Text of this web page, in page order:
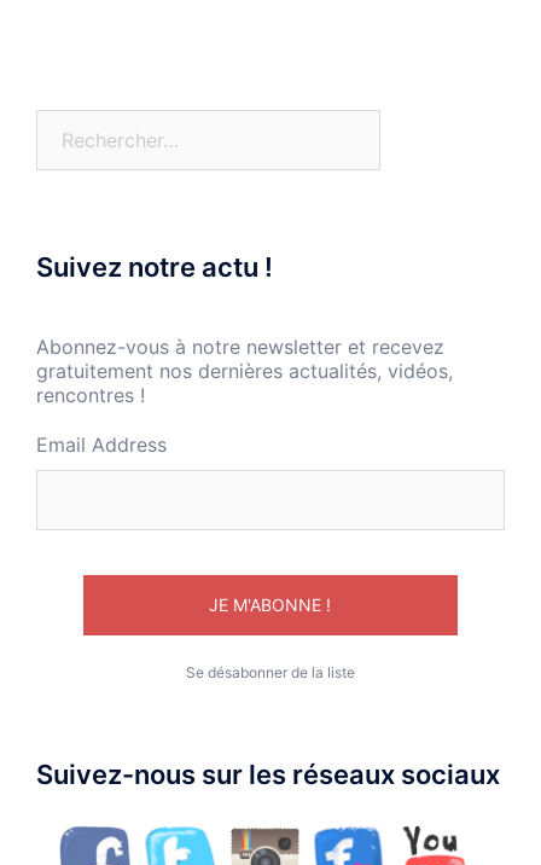
Suivez notre actu !
Abonnez-vous à notre newsletter et recevez
gratuitement nos dernières actualités, vidéos,
rencontres !
Email Address
Se désabonner de la liste
Suivez-nous sur les réseaux sociaux